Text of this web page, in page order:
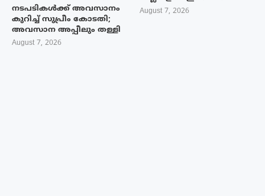
നടപടികൾക്ക് അവസാനം
കുറിച്ച് സുപ്രീം കോടതി;
അവസാന അപ്പീലും തള്ളി
August 7, 2026
August 7, 2026